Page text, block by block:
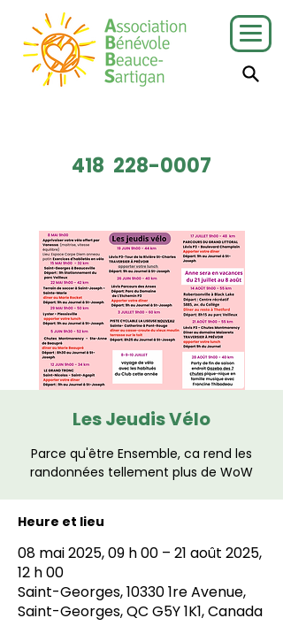
418 228-0007
Les Jeudis Vélo
Parce qu'être Ensemble, ca rend les
randonnées tellement plus de WoW
Heure et lieu
08 mai 2025, 09 h 00 – 21 août 2025,
12 h 00
Saint-Georges, 10330 1re Avenue,
Saint-Georges, QC G5Y 1K1, Canada